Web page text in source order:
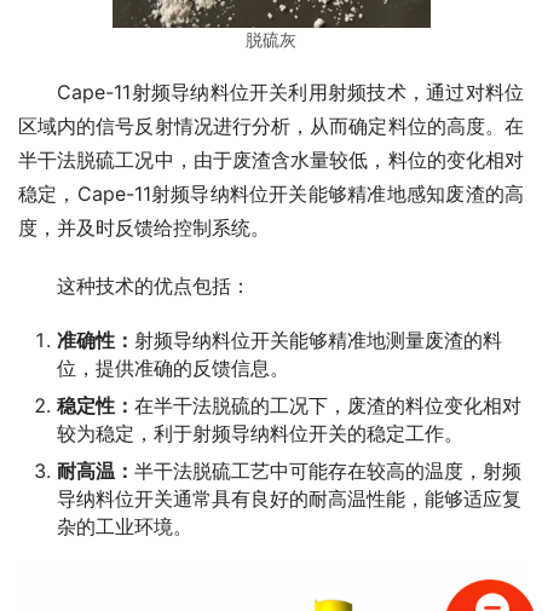
脱硫灰
Cape-11射频导纳料位开关利用射频技术，通过对料位
区域内的信号反射情况进行分析，从而确定料位的高度。在
半干法脱硫工况中，由于废渣含水量较低，料位的变化相对
稳定，Cape-11射频导纳料位开关能够精准地感知废渣的高
度，并及时反馈给控制系统。
这种技术的优点包括：
准确性： 射频导纳料位开关能够精准地测量废渣的料
位，提供准确的反馈信息。
稳定性： 在半干法脱硫的工况下，废渣的料位变化相对
较为稳定，利于射频导纳料位开关的稳定工作。
耐高温： 半干法脱硫工艺中可能存在较高的温度，射频
导纳料位开关通常具有良好的耐高温性能，能够适应复
杂的工业环境。